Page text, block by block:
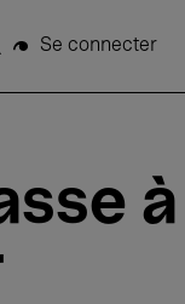
Se connecter
à